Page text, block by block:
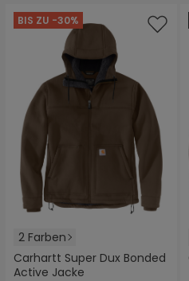
BIS ZU -30%
2 Farben
Carhartt Super Dux Bonded
Active Jacke